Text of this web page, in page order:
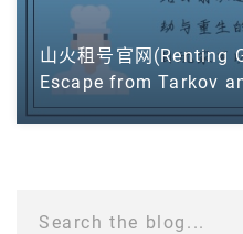
山火租号官网(Renting
Escape from Tarkov
Search the blog...